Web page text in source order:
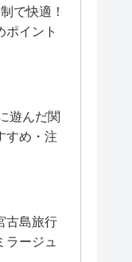
で快適！
ポイント
遊んだ関
すめ・注
古島旅行
ラージュ